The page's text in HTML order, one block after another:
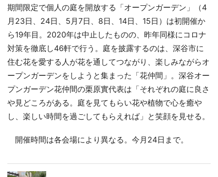
期間限定で個人の庭を開放する「オープンガーデン」（4
月23日、24日、5月7日、8日、14日、15日）は初開催か
ら19年目。2020年は中止したものの、昨年同様にコロナ
対策を徹底し46軒で行う。庭を披露するのは、深谷市に
住む花を愛する人が花を通してつながり、楽しみながらオ
ープンガーデンをしようと集まった「花仲間」。深谷オー
プンガーデン花仲間の栗原實代表は「それぞれの庭に良さ
や見どころがある。庭を見てもらい花や植物で心を癒や
し、楽しい時間を過ごしてもらえれば」と笑顔を見せる。
開催時間は各会場により異なる。今月24日まで。